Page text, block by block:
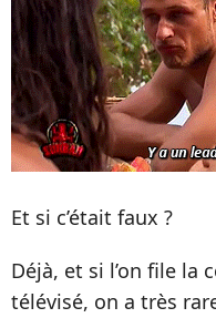
Et si c’était faux ?
Déjà, et si l’on file la
télévisé, on a très